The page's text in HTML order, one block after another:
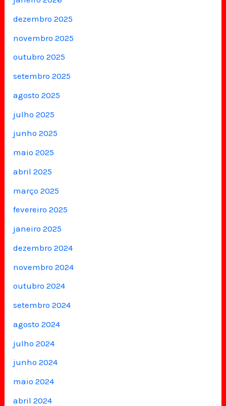
dezembro 2025
novembro 2025
outubro 2025
setembro 2025
agosto 2025
julho 2025
junho 2025
maio 2025
abril 2025
março 2025
fevereiro 2025
janeiro 2025
dezembro 2024
novembro 2024
outubro 2024
setembro 2024
agosto 2024
julho 2024
junho 2024
maio 2024
abril 2024